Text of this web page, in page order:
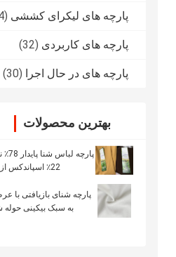
پارچه های لیکرای کششی (34)
پارچه های کاربردی (32)
پارچه های در حال اجرا (30)
بهترین محصولات
22٪ اسپاندکس از مواد بازیافت شده
به سبک بیکینی حوله